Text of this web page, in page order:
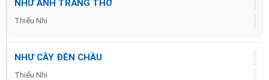
NHƯ ÁNH TRĂNG THƠ
Thiếu Nhi
NHƯ CÂY ĐÈN CHẦU
Thiếu Nhi